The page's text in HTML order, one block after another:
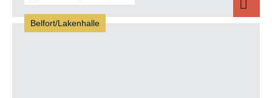
Aziz
Belfort/Lakenhalle